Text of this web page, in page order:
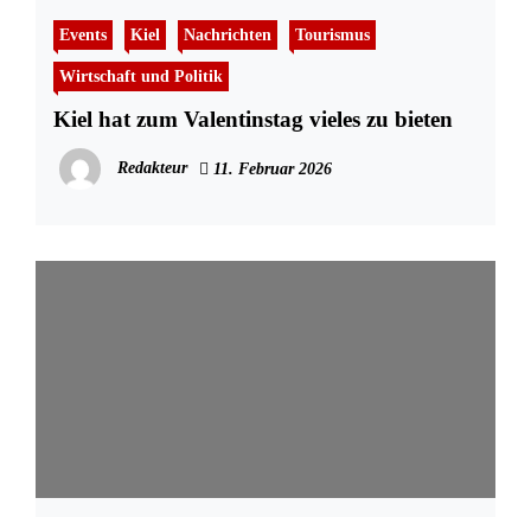
Events Kiel Nachrichten Tourismus
Wirtschaft und Politik
Kiel hat zum Valentinstag vieles zu bieten
Redakteur 11. Februar 2026